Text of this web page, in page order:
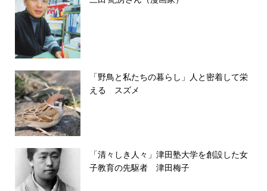
「野鳥と私たちの暮らし」人と密着して栄
える スズメ
「清々しき人々」津田塾大学を創設した女
子教育の先駆者 津田梅子